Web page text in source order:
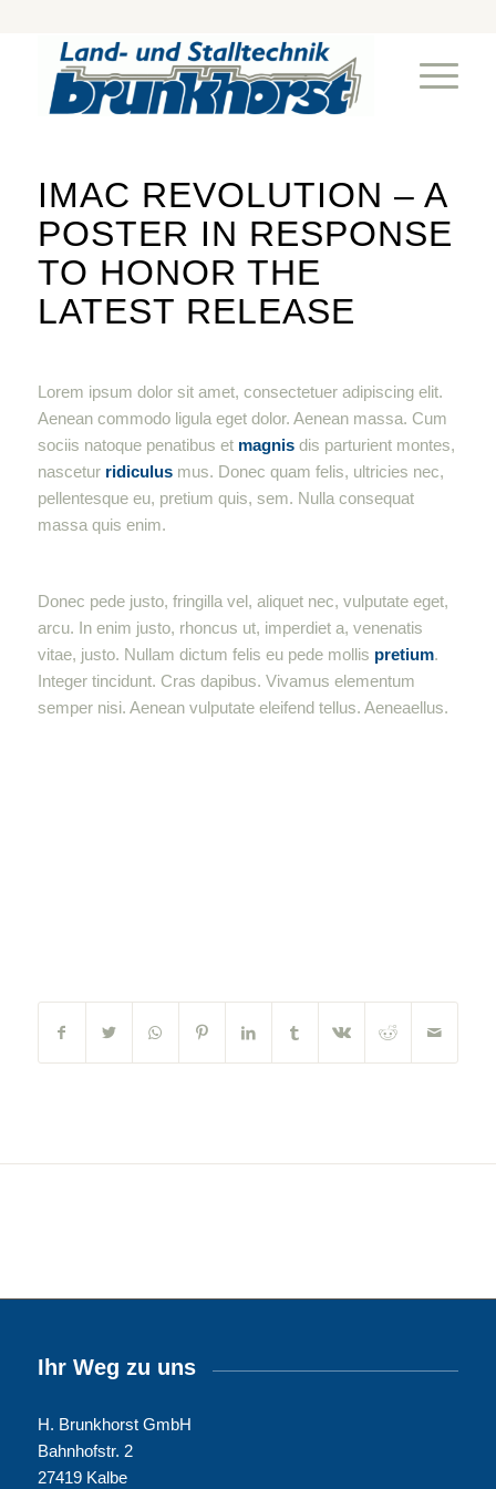
IMAC REVOLUTION – A
POSTER IN RESPONSE
TO HONOR THE
LATEST RELEASE
Lorem ipsum dolor sit amet, consectetuer adipiscing elit.
Aenean commodo ligula eget dolor. Aenean massa. Cum
sociis natoque penatibus et magnisdis parturient montes,
nascetur ridiculusmus. Donec quam felis, ultricies nec,
pellentesque eu, pretium quis, sem. Nulla consequat
massa quis enim.
Donec pede justo, fringilla vel, aliquet nec, vulputate eget,
arcu. In enim justo, rhoncus ut, imperdiet a, venenatis
vitae, justo. Nullam dictum felis eu pede mollis pretium.
Integer tincidunt. Cras dapibus. Vivamus elementum
semper nisi. Aenean vulputate eleifend tellus. Aeneaellus.
Ihr Weg zu uns
H. Brunkhorst GmbH
Bahnhofstr. 2
27419 Kalbe